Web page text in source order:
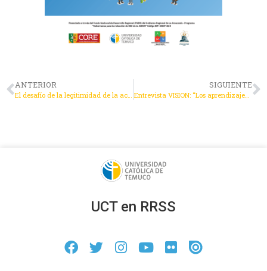
ANTERIOR
El desafío de la legitimidad de la acción pública en contexto de crisis climática
SIGUIENTE
Entrevista VISION: “Los aprendizajes del fracaso de la constituyente chilena para Colombia”
UCT en RRSS